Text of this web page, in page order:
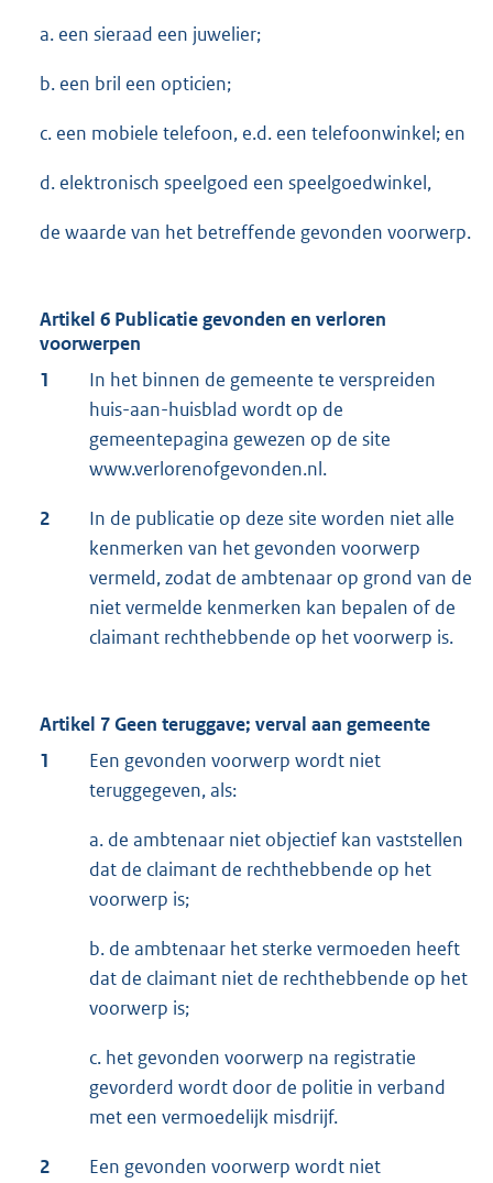
a. een sieraad een juwelier;
b. een bril een opticien;
c. een mobiele telefoon, e.d. een telefoonwinkel; en
d. elektronisch speelgoed een speelgoedwinkel,
de waarde van het betreffende gevonden voorwerp.
Artikel 6 Publicatie gevonden en verloren
voorwerpen
1
In het binnen de gemeente te verspreiden
huis-aan-huisblad wordt op de
gemeentepagina gewezen op de site
www.verlorenofgevonden.nl.
2
In de publicatie op deze site worden niet alle
kenmerken van het gevonden voorwerp
vermeld, zodat de ambtenaar op grond van de
niet vermelde kenmerken kan bepalen of de
claimant rechthebbende op het voorwerp is.
Artikel 7 Geen teruggave; verval aan gemeente
1
Een gevonden voorwerp wordt niet
teruggegeven, als:
a. de ambtenaar niet objectief kan vaststellen
dat de claimant de rechthebbende op het
voorwerp is;
b. de ambtenaar het sterke vermoeden heeft
dat de claimant niet de rechthebbende op het
voorwerp is;
c. het gevonden voorwerp na registratie
gevorderd wordt door de politie in verband
met een vermoedelijk misdrijf.
2 Een gevonden voorwerp wordt niet